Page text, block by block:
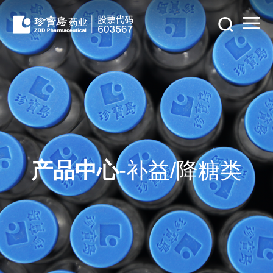
产品中心-补益/降糖类